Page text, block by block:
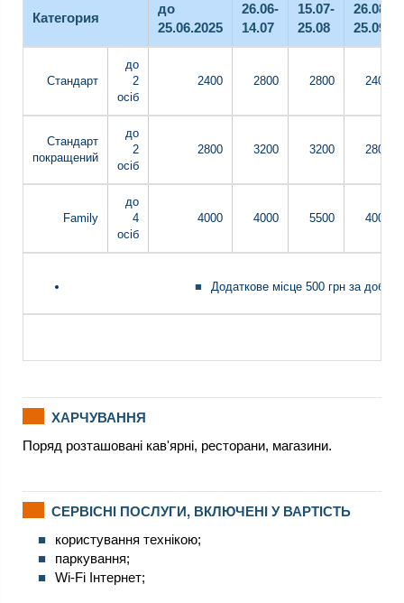
Категория
до
25.06.2025
26.06-
14.07
15.07-
25.08
26.08-
25.09
Стандарт
до
2
осіб
2400 2800 2800 2400
Стандарт
покращений
до
2
осіб
2800 3200 3200 2800
Family
до
4
осіб
4000 4000 5500 4000
Додаткове місце 500 грн за добу
ХАРЧУВАННЯ
Поряд розташовані кав'ярні, ресторани, магазини.
СЕРВІСНІ ПОСЛУГИ, ВКЛЮЧЕНІ У ВАРТІСТЬ
користування технікою;
паркування;
Wi-Fi Інтернет;